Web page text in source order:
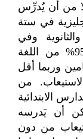
من أن يُدرِّس
في ستة
وفي
الجامعات، يمكنهم الآن أن يُدرِّسوا 95% من اللغة
وربما أقل
من
الابتدائية
أن يَدرسه
من دون